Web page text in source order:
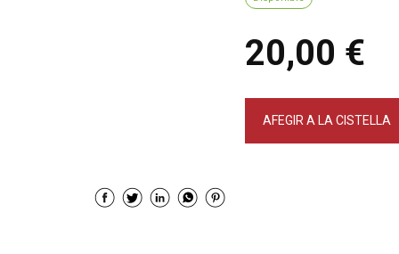
20,00 €
AFEGIR A LA CISTELLA